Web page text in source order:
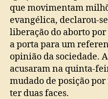
que movimentam
evangélica, declarou-
liberação do aborto
a porta para um
opinião da sociedade.
acusaram na quinta-
mudado de posição
ter duas faces.